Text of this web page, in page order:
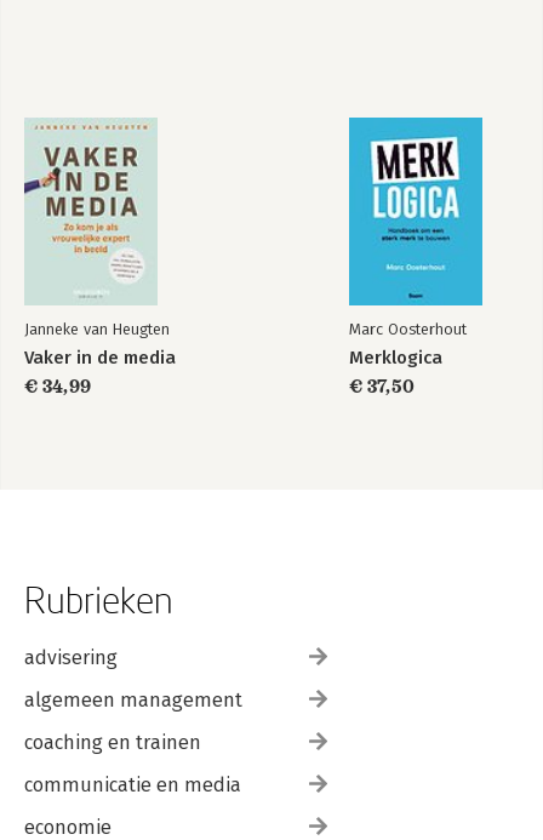
Janneke van Heugten
Vaker in de media
€ 34,99
Marc Oosterhout
Merklogica
€ 37,50
Rubrieken
advisering
algemeen management
coaching en trainen
communicatie en media
economie